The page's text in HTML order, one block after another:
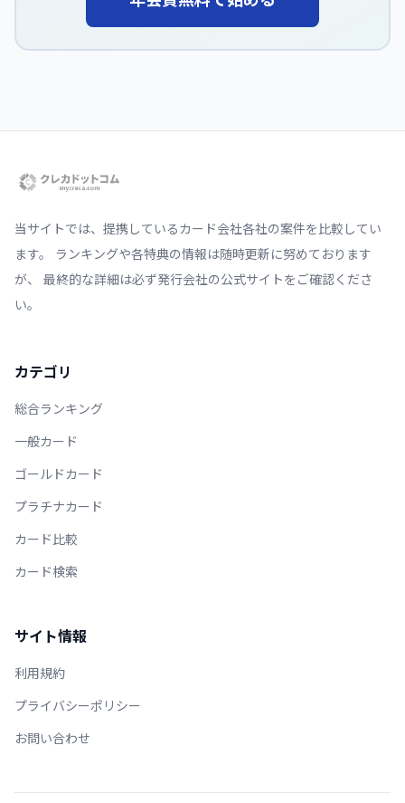
当サイトでは、提携しているカード会社各社の案件を比較してい
ます。 ランキングや各特典の情報は随時更新に努めております
が、 最終的な詳細は必ず発行会社の公式サイトをご確認くださ
い。
カテゴリ
総合ランキング
一般カード
ゴールドカード
プラチナカード
カード比較
カード検索
サイト情報
利用規約
プライバシーポリシー
お問い合わせ